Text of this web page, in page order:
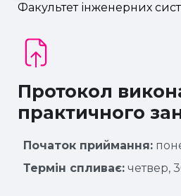
Факультет інженерних
Протокол
практичного
Початок приймання:
Термін спливає: четвер,